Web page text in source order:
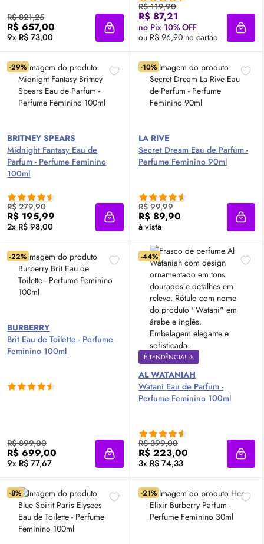
R$ 821,25
R$ 657,00
9x R$ 73,00 Adicionar à sacola
R$ 119,90
R$ 87,21
no Pix 10% OFF
ou R$ 96,90 no cartão
-29%
BRITNEY SPEARS
Midnight Fantasy Eau de
Parfum - Perfume Feminino
100ml
R$ 279,90
R$ 195,99
2x R$ 98,00 Adicionar à sacola
-10%
LA RIVE
Secret Dream Eau de Parfum -
Perfume Feminino 90ml
R$ 99,99
R$ 89,90
à vista
-22%
BURBERRY
Brit Eau de Toilette - Perfume
Feminino 100ml
R$ 899,00
R$ 699,00
9x R$ 77,67 Adicionar à sacola
-44%
É TENDÊNCIA! ⚠️
AL WATANIAH
Watani Eau de Parfum -
Perfume Feminino 100ml
R$ 399,00
R$ 223,00
3x R$ 74,33
-8% -21%